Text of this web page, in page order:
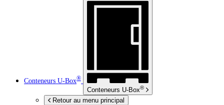
Conteneurs U-Box®
Conteneurs U-Box®
Retour au menu principal